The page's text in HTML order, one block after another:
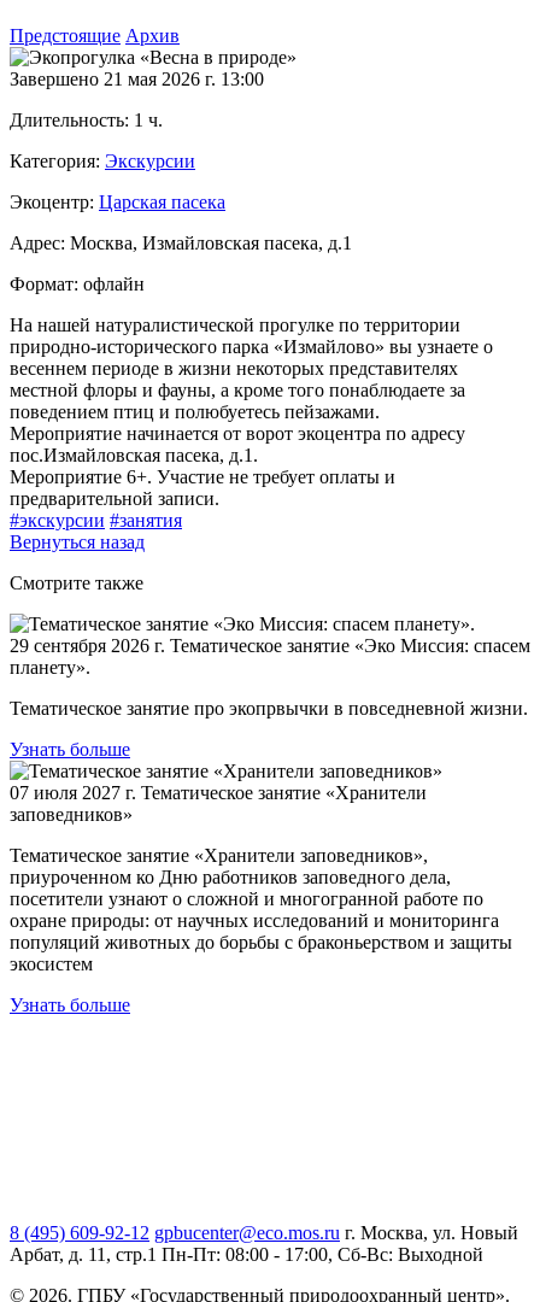
Предстоящие Архив
Завершено 21 мая 2026 г. 13:00
Длительность: 1 ч.
Категория: Экскурсии
Экоцентр: Царская пасека
Адрес: Москва, Измайловская пасека, д.1
Формат: офлайн
На нашей натуралистической прогулке по территории
природно-исторического парка «Измайлово» вы узнаете о
весеннем периоде в жизни некоторых представителях
местной флоры и фауны, а кроме того понаблюдаете за
поведением птиц и полюбуетесь пейзажами.
Мероприятие начинается от ворот экоцентра по адресу
пос.Измайловская пасека, д.1.
Мероприятие 6+. Участие не требует оплаты и
предварительной записи.
#экскурсии #занятия
Вернуться назад
Смотрите также
29 сентября 2026 г. Тематическое занятие «Эко Миссия: спасем
планету».
Тематическое занятие про экопрвычки в повседневной жизни.
Узнать больше
07 июля 2027 г. Тематическое занятие «Хранители
заповедников»
Тематическое занятие «Хранители заповедников»,
приуроченном ко Дню работников заповедного дела,
посетители узнают о сложной и многогранной работе по
охране природы: от научных исследований и мониторинга
популяций животных до борьбы с браконьерством и защиты
экосистем
Узнать больше
8 (495) 609-92-12 gpbucenter@eco.mos.ru г. Москва, ул. Новый
Арбат, д. 11, стр.1 Пн-Пт: 08:00 - 17:00, Сб-Вс: Выходной
© 2026. ГПБУ «Государственный природоохранный центр».